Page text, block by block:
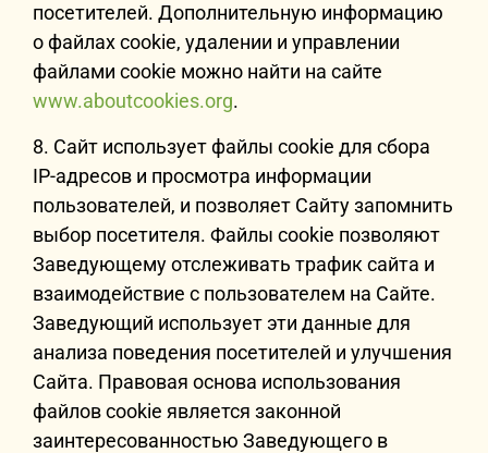
посетителей. Дополнительную информацию
о файлах cookie, удалении и управлении
файлами cookie можно найти на сайте
www.aboutcookies.org.
8. Сайт использует файлы cookie для сбора
IP-адресов и просмотра информации
пользователей, и позволяет Сайту запомнить
выбор посетителя. Файлы cookie позволяют
Заведующему отслеживать трафик сайта и
взаимодействие с пользователем на Сайте.
Заведующий использует эти данные для
анализа поведения посетителей и улучшения
Сайта. Правовая основа использования
файлов cookie является законной
заинтересованностью Заведующего в